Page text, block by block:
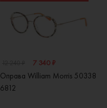
7 340 ₽
Оправа William Morris 50338
6812